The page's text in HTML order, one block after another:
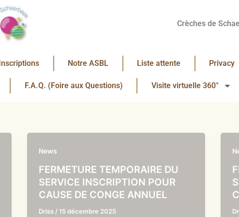
Crèches de
Notre ASBL Liste attente Privacy
F.A.Q. (Foire aux Questions) Visite virtuelle 360°
News
FERMETURE TEMPORAIRE DU
SERVICE INSCRIPTION POUR
CAUSE DE CONGE ANNUEL
Driss / 15 décembre 2025